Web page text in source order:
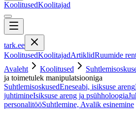
KoolitusedKoolitajad
tark.ee
KoolitusedKoolitajadArtiklidRuumide
Avaleht
Koolitused
ja toimetulek manipulatsiooniga
SuhtlemisoskusedEneseabi, isiksuse areng
juhtimineIsiksuse areng ja psühholoogia
personalitööSuhtlemine, Avalik esinemine